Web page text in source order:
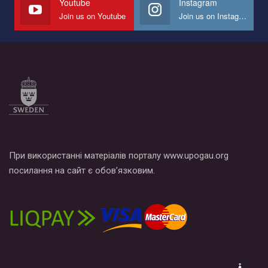
Все, что вам нужно сделать - это зайти на наш канал YouTube
по этой ссылке и поставить лайк под видео.
Join us on Youtube Join us on Instagram
При використанні матеріалів порталу www.upogau.org
посилання на сайт є обов’язковим.